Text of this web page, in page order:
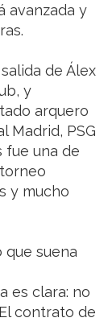
avanzada y
de Álex
y
arquero
Madrid, PSG
fue una de
y mucho
que suena
es clara: no
contrato de